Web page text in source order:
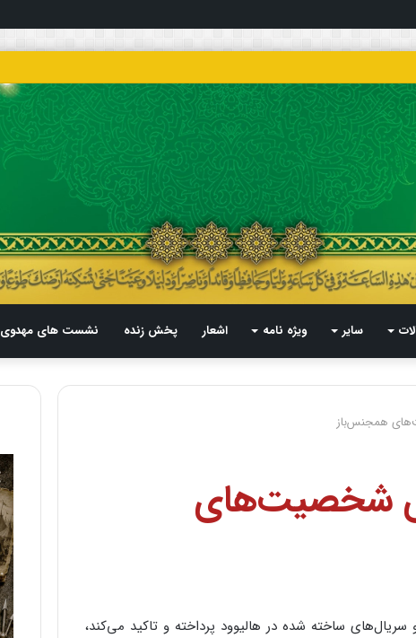
سایر ویژه نامه اشعار پخش زنده نشست های مهدوی
همجنس‌باز
شخصیت‌های
ساخته شده در هالیوود پرداخته و تاکید می‌کند،